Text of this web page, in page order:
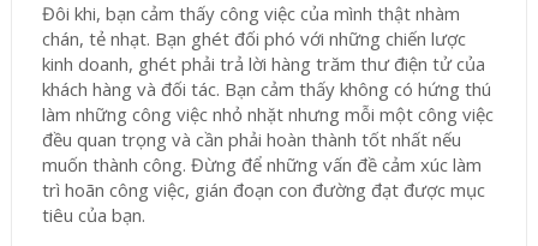
Đôi khi, bạn cảm thấy công việc của mình thật nhàm
chán, tẻ nhạt. Bạn ghét đối phó với những chiến lược
kinh doanh, ghét phải trả lời hàng trăm thư điện tử của
khách hàng và đối tác. Bạn cảm thấy không có hứng thú
làm những công việc nhỏ nhặt nhưng mỗi một công việc
đều quan trọng và cần phải hoàn thành tốt nhất nếu
muốn thành công. Đừng để những vấn đề cảm xúc làm
trì hoãn công việc, gián đoạn con đường đạt được mục
tiêu của bạn.